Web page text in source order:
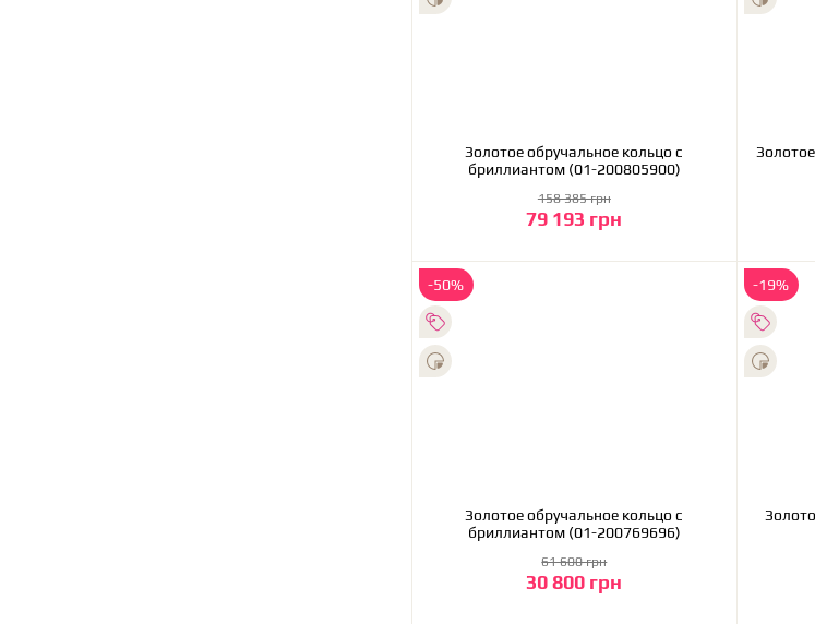
Золотое обручальное кольцо с
бриллиантом (01-200805900)
79 193 грн
158 385 грн
В корзину
-50%
Золотое обручальное кольцо с
бриллиантом (01-200769696)
30 800 грн
61 600 грн
В корзину
-19%